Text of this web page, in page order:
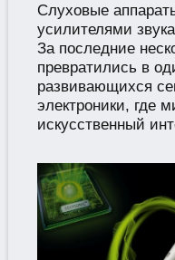
Слуховые
усилителями
За последние
превратились в
развивающихся
электроники, где
искусственный